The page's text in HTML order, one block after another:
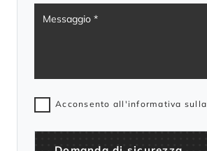
Acconsento all'informativa sulla